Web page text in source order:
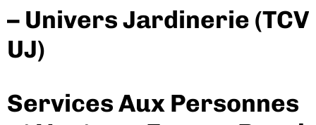
– Univers Jardinerie (TCV
UJ)
Services Aux Personnes